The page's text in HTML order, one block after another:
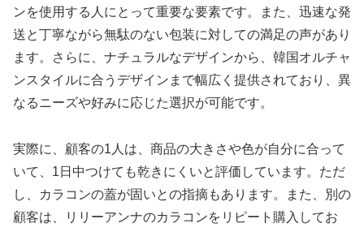
ンを使用する人にとって重要な要素です。また、迅速な発
送と丁寧ながら無駄のない包装に対しての満足の声があり
ます。さらに、ナチュラルなデザインから、韓国オルチャ
ンスタイルに合うデザインまで幅広く提供されており、異
なるニーズや好みに応じた選択が可能です。
実際に、顧客の1人は、商品の大きさや色が自分に合って
いて、1日中つけても乾きにくいと評価しています。ただ
し、カラコンの蓋が固いとの指摘もあります。また、別の
顧客は、リリーアンナのカラコンをリピート購入してお